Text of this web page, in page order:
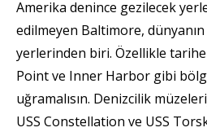
Amerika denince gezilecek
edilmeyen Baltimore,
yerlerinden biri. Özellikle tarihe
Point ve Inner Harbor gibi
uğramalısın. Denizcilik
USS Constellation ve USS